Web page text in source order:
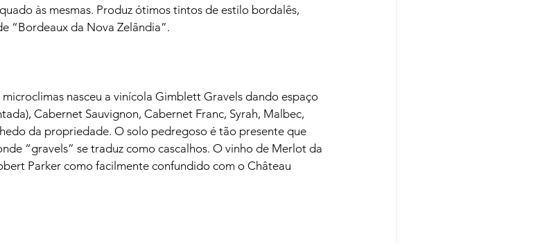
às mesmas. Produz ótimos tintos de estilo bordalês,
“Bordeaux da Nova Zelândia”.
nasceu a vinícola Gimblett Gravels dando espaço
Cabernet Sauvignon, Cabernet Franc, Syrah, Malbec,
da propriedade. O solo pedregoso é tão presente que
“gravels” se traduz como cascalhos. O vinho de Merlot da
Parker como facilmente confundido com o Château